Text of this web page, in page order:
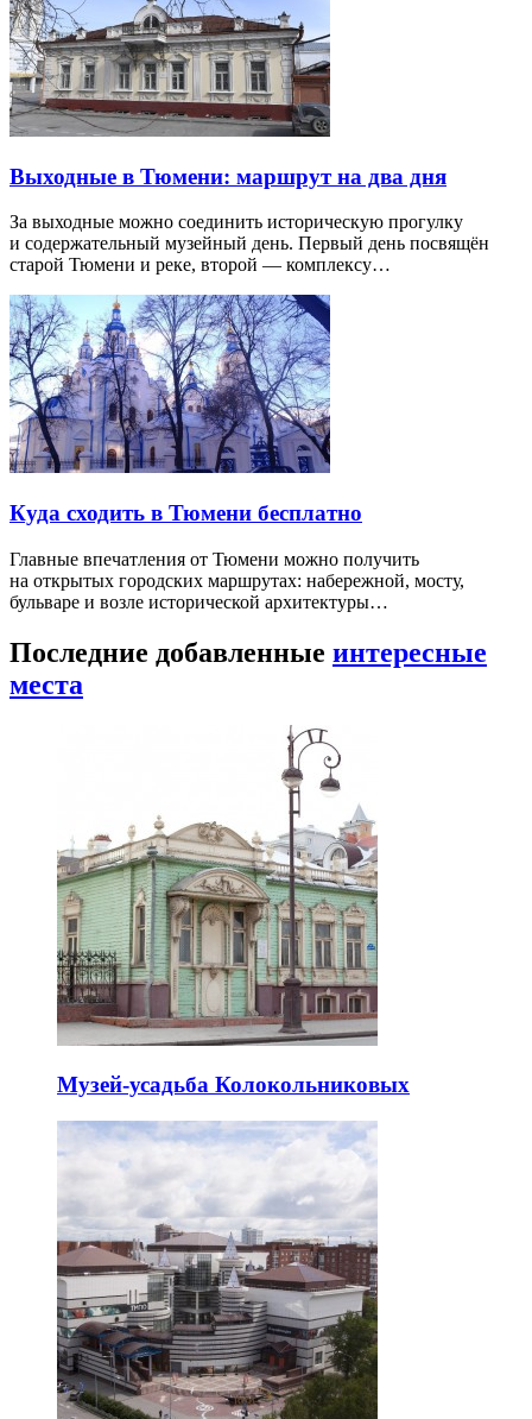
Выходные в Тюмени: маршрут на два дня
За выходные можно соединить историческую прогулку
и содержательный музейный день. Первый день посвящён
старой Тюмени и реке, второй — комплексу…
Куда сходить в Тюмени бесплатно
Главные впечатления от Тюмени можно получить
на открытых городских маршрутах: набережной, мосту,
бульваре и возле исторической архитектуры…
Последние добавленные интересные
места
Музей-усадьба Колокольниковых